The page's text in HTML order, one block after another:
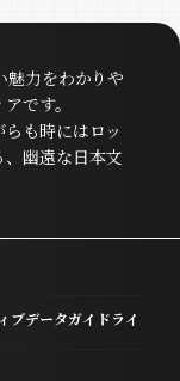
魅力をわかりや
です。
も時にはロッ
、幽遠な日本文
ブデータガイドライ